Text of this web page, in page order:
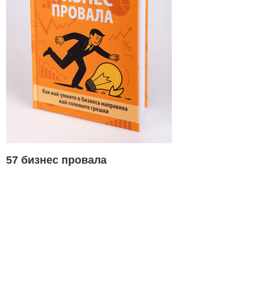
57 бизнес провала